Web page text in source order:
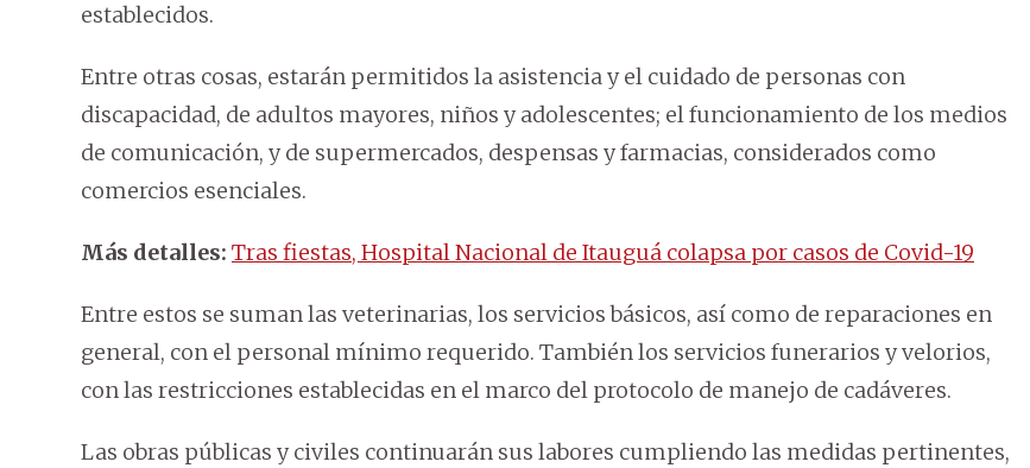
establecidos.
Entre otras cosas, estarán permitidos la asistencia y el cuidado de personas con
discapacidad, de adultos mayores, niños y adolescentes; el funcionamiento de los medios
de comunicación, y de supermercados, despensas y farmacias, considerados como
comercios esenciales.
Más detalles: Tras fiestas, Hospital Nacional de Itauguá colapsa por casos de Covid-19
Entre estos se suman las veterinarias, los servicios básicos, así como de reparaciones en
general, con el personal mínimo requerido. También los servicios funerarios y velorios,
con las restricciones establecidas en el marco del protocolo de manejo de cadáveres.
Las obras públicas y civiles continuarán sus labores cumpliendo las medidas pertinentes,